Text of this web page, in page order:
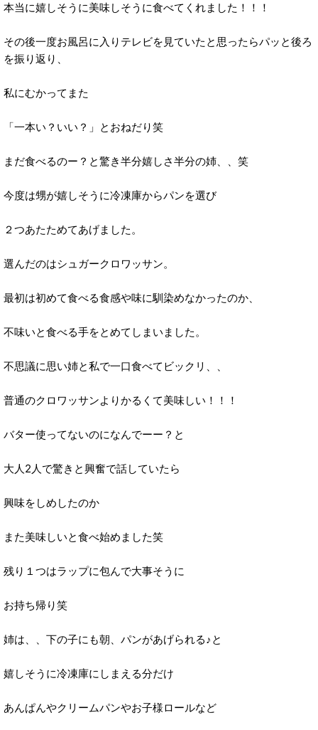
本当に嬉しそうに美味しそうに食べてくれました！！！
その後一度お風呂に入りテレビを見ていたと思ったらパッと後ろ
を振り返り、
私にむかってまた
「一本い？いい？」とおねだり笑
まだ食べるのー？と驚き半分嬉しさ半分の姉、、笑
今度は甥が嬉しそうに冷凍庫からパンを選び
２つあたためてあげました。
選んだのはシュガークロワッサン。
最初は初めて食べる食感や味に馴染めなかったのか、
不味いと食べる手をとめてしまいました。
不思議に思い姉と私で一口食べてビックリ、、
普通のクロワッサンよりかるくて美味しい！！！
バター使ってないのになんでーー？と
大人2人で驚きと興奮で話していたら
興味をしめしたのか
また美味しいと食べ始めました笑
残り１つはラップに包んで大事そうに
お持ち帰り笑
姉は、、下の子にも朝、パンがあげられる♪と
嬉しそうに冷凍庫にしまえる分だけ
あんぱんやクリームパンやお子様ロールなど